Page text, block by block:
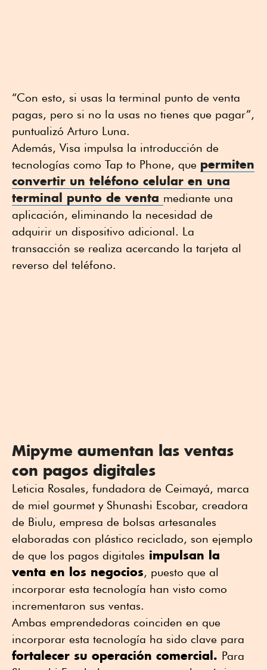
“Con esto, si usas la terminal punto de venta
pagas, pero si no la usas no tienes que pagar”,
puntualizó Arturo Luna.
Además, Visa impulsa la introducción de
tecnologías como Tap to Phone, que permiten
convertir un teléfono celular en una
terminal punto de venta mediante una
aplicación, eliminando la necesidad de
adquirir un dispositivo adicional. La
transacción se realiza acercando la tarjeta al
reverso del teléfono.
Mipyme aumentan las ventas
con pagos digitales
Leticia Rosales, fundadora de Ceimayá, marca
de miel gourmet y Shunashi Escobar, creadora
de Biulu, empresa de bolsas artesanales
elaboradas con plástico reciclado, son ejemplo
de que los pagos digitales impulsan la
venta en los negocios, puesto que al
incorporar esta tecnología han visto como
incrementaron sus ventas.
Ambas emprendedoras coinciden en que
incorporar esta tecnología ha sido clave para
fortalecer su operación comercial. Para